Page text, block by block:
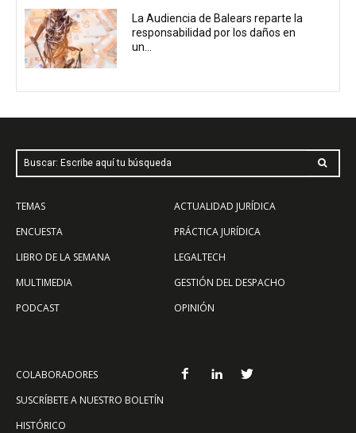
La Audiencia de Balears reparte la
responsabilidad por los daños en
un...
Buscar: Escribe aquí tu búsqueda
TEMAS
ENCUESTA
LIBRO DE LA SEMANA
MULTIMEDIA
PODCAST
ACTUALIDAD JURÍDICA
PRÁCTICA JURÍDICA
LEGALTECH
GESTIÓN DEL DESPACHO
OPINIÓN
COLABORADORES
SUSCRÍBETE A NUESTRO BOLETÍN
HISTÓRICO